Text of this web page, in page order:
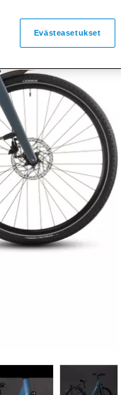
Evästeasetukset